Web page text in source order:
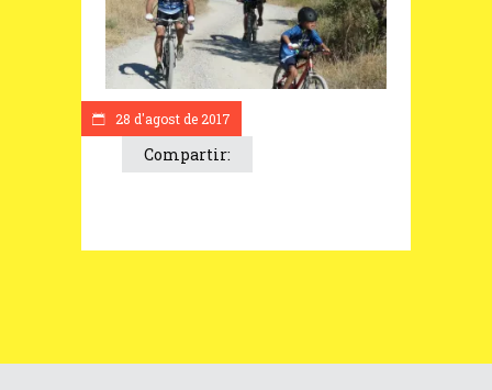
28 d'agost de 2017
Compartir: